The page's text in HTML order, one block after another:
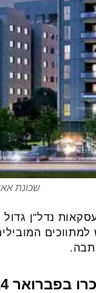
שכונת
נדל"ן גדול
למתווכים
בפברואר 2024: